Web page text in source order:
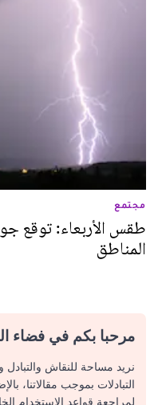
مجتمع
طقس الأربعاء: توقع
المناطق
مرحبا بكم في فضاء
نريد مساحة للنقاش
التبادلات بموجب مقالاتنا،
لمراجعة قواعد الاستخدام